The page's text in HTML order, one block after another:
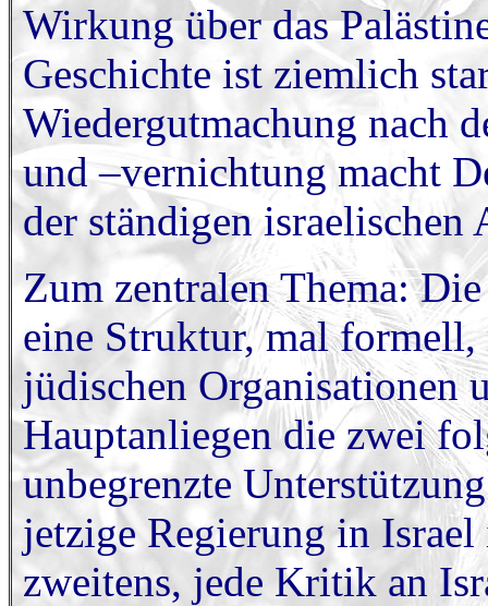
Wirkung über das
Geschichte ist ziemlich
Wiedergutmachung nach
und –vernichtung macht
der ständigen
Zum zentralen Thema:
eine Struktur, mal
jüdischen Organisationen
Hauptanliegen die zwei
unbegrenzte
jetzige Regierung in
zweitens, jede Kritik an